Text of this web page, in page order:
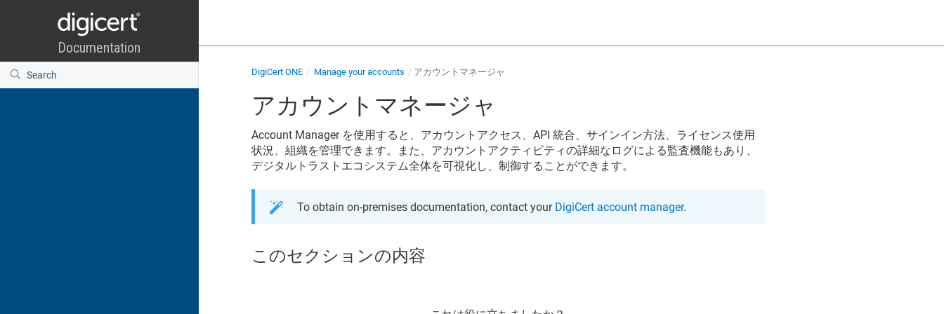
DigiCert ONE Manage your accounts アカウントマネージャ
アカウントマネージャ
Account Managerを使用すると、アカウントアクセス、API 統合、サインイン方法、ライセンス使用
状況、組織を管理できます。また、アカウントアクティビティの詳細なログによる監査機能もあり、
デジタルトラストエコシステム全体を可視化し、制御することができます。
To obtain on-premises documentation, contact your DigiCert account manager.
このセクションの内容